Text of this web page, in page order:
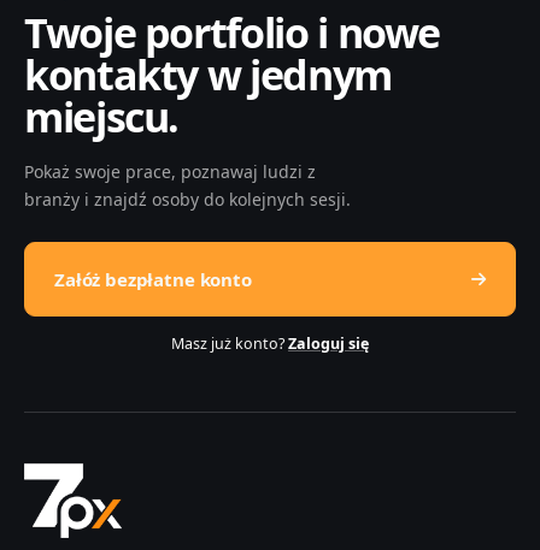
Twoje portfolio i nowe
kontakty w jednym
miejscu.
Pokaż swoje prace, poznawaj ludzi z
branży i znajdź osoby do kolejnych sesji.
Załóż bezpłatne konto
Masz już konto?Zaloguj się